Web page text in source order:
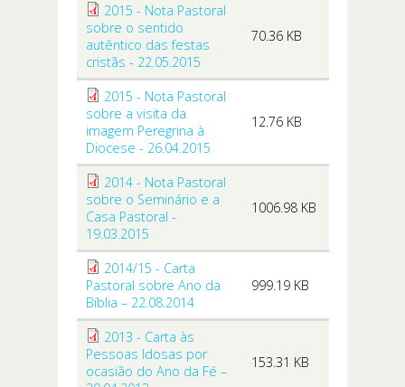
2015 - Nota Pastoral
sobre o sentido
autêntico das festas
cristãs - 22.05.2015
70.36 KB
2015 - Nota Pastoral
sobre a visita da
imagem Peregrina à
Diocese - 26.04.2015
12.76 KB
2014 - Nota Pastoral
sobre o Seminário e a
Casa Pastoral -
19.03.2015
1006.98 KB
2014/15 - Carta
Pastoral sobre Ano da
Bíblia – 22.08.2014
999.19 KB
2013 - Carta às
Pessoas Idosas por
ocasião do Ano da Fé –
153.31 KB